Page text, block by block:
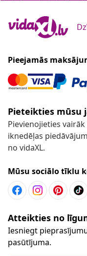
Pieejamās
Pieteikties mūsu
Pievienojieties
iknedēļas
no vidaXL.
Mūsu sociālo tīklu
Atteikties no
Iesniegt
pasūtījuma.